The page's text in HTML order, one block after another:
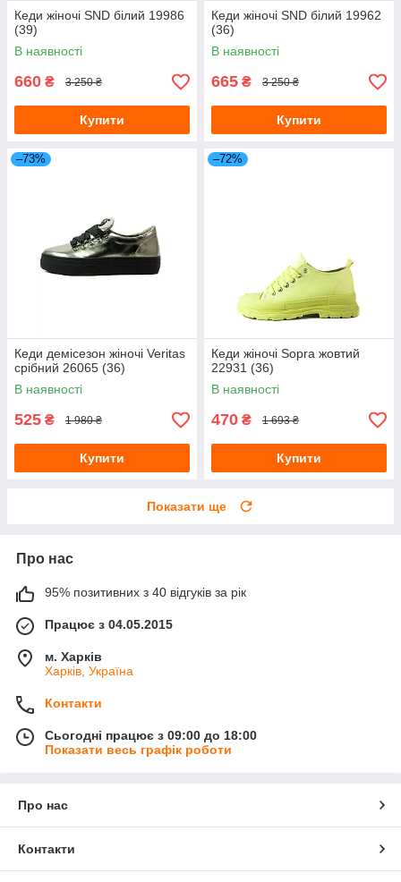
Кеди жіночі SND білий 19986
(39)
В наявності
660 ₴ 3 250 ₴
Купити
Кеди жіночі SND білий 19962
(36)
В наявності
665 ₴ 3 250 ₴
Купити
–73%
Кеди демісезон жіночі Veritas
срібний 26065 (36)
В наявності
525 ₴ 1 980 ₴
Купити
–72%
Кеди жіночі Sopra жовтий
22931 (36)
В наявності
470 ₴ 1 693 ₴
Купити
Показати ще
Про нас
95% позитивних з 40 відгуків за рік
Працює з 04.05.2015
м. Харків
Харків, Україна
Контакти
Сьогодні працює з 09:00 до 18:00
Показати весь графік роботи
Про нас
Контакти